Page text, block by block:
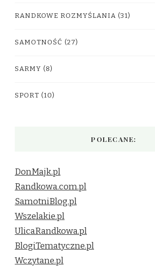
RANDKOWE ROZMYŚLANIA (31)
SAMOTNOŚĆ (27)
SARMY (8)
SPORT (10)
POLECANE:
DonMajk.pl
Randkowa.com.pl
SamotniBlog.pl
Wszelakie.pl
UlicaRandkowa.pl
BlogiTematyczne.pl
Wczytane.pl